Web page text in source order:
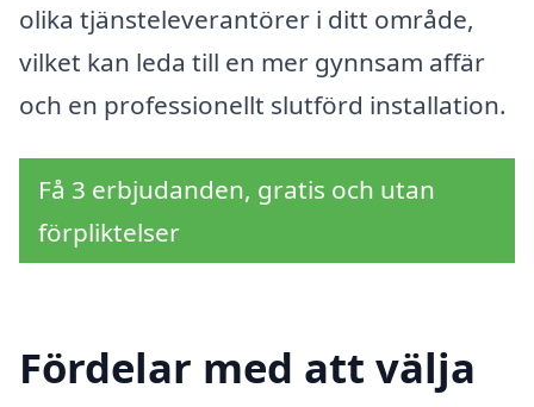
olika tjänsteleverantörer i ditt område,
vilket kan leda till en mer gynnsam affär
och en professionellt slutförd installation.
Få 3 erbjudanden, gratis och utan
förpliktelser
Fördelar med att välja